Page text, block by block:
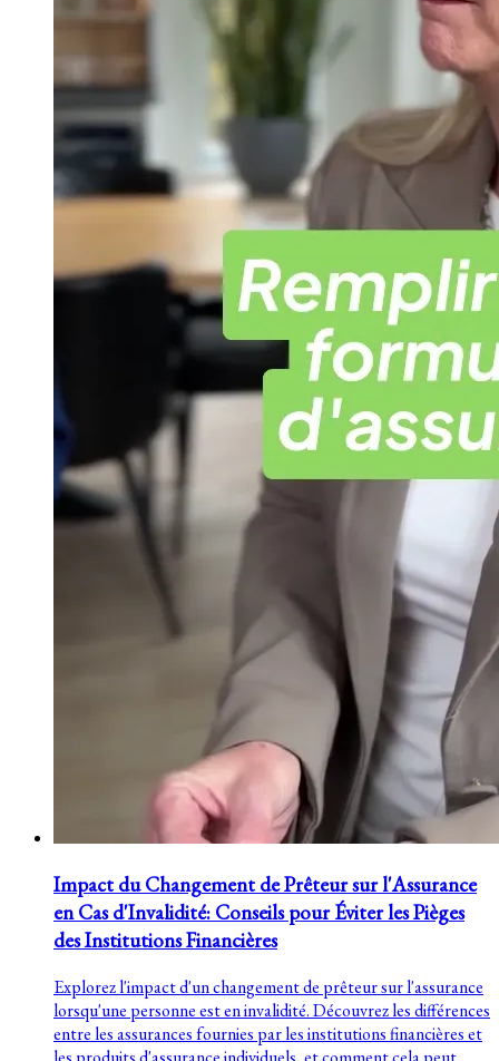
Impact du Changement de Prêteur sur l'Assurance
en Cas d'Invalidité: Conseils pour Éviter les Pièges
des Institutions Financières
Explorez l'impact d'un changement de prêteur sur l'assurance
lorsqu'une personne est en invalidité. Découvrez les différences
entre les assurances fournies par les institutions financières et